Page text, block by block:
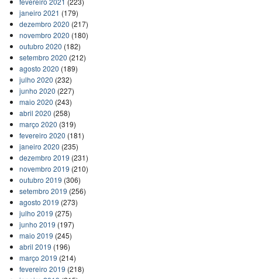
janeiro 2021 (179)
dezembro 2020 (217)
novembro 2020 (180)
outubro 2020 (182)
setembro 2020 (212)
agosto 2020 (189)
julho 2020 (232)
junho 2020 (227)
maio 2020 (243)
abril 2020 (258)
março 2020 (319)
fevereiro 2020 (181)
janeiro 2020 (235)
dezembro 2019 (231)
novembro 2019 (210)
outubro 2019 (306)
setembro 2019 (256)
agosto 2019 (273)
julho 2019 (275)
junho 2019 (197)
maio 2019 (245)
abril 2019 (196)
março 2019 (214)
fevereiro 2019 (218)